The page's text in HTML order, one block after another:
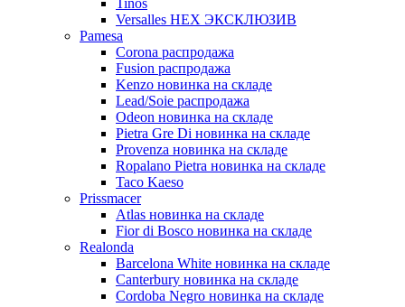
Tinos
Versalles HEX ЭКСКЛЮЗИВ
Pamesa
Corona распродажа
Fusion распродажа
Kenzo новинка на складе
Lead/Soie распродажа
Odeon новинка на складе
Pietra Gre Di новинка на складе
Provenza новинка на складе
Ropalano Pietra новинка на складе
Taco Kaeso
Prissmacer
Atlas новинка на складе
Fior di Bosco новинка на складе
Realonda
Barсelona White новинка на складе
Canterbury новинка на складе
Cordoba Negro новинка на складе